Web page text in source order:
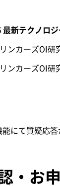
最新テクノロ
ンカーズOI研
ズOI研究所
にて質疑応答
・お